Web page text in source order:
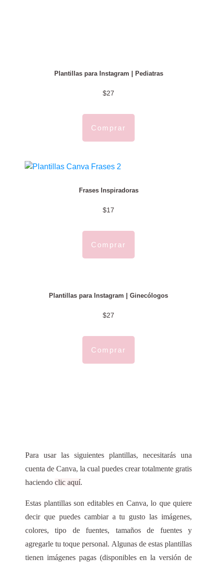
Plantillas para Instagram | Pediatras
$27
Comprar
Frases Inspiradoras
$17
Comprar
Plantillas para Instagram | Ginecólogos
$27
Comprar
Para usar las siguientes plantillas, necesitarás una
cuenta de Canva, la cual puedes crear totalmente gratis
haciendo clic aquí.
Estas plantillas son editables en Canva, lo que quiere
decir que puedes cambiar a tu gusto las imágenes,
colores, tipo de fuentes, tamaños de fuentes y
agregarle tu toque personal. Algunas de estas plantillas
tienen imágenes pagas (disponibles en la versión de